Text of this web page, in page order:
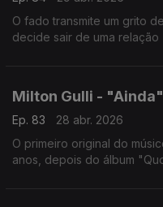
O fado transmite um grito
decide sair de uma relação
Milton Gulli - "Ainda"
Ep. 83
28 abr. 2026
O primeiro original do
anos, depois do álbum